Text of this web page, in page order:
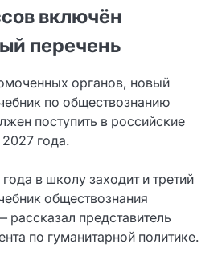
включён
перечень
органов, новый
по обществознанию
поступить в российские
года.
года в школу заходит и третий
обществознания
рассказал представитель
по гуманитарной политике.